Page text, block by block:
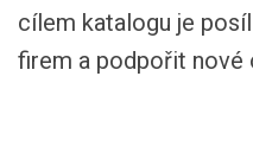
cílem katalogu je
firem a podpořit nové